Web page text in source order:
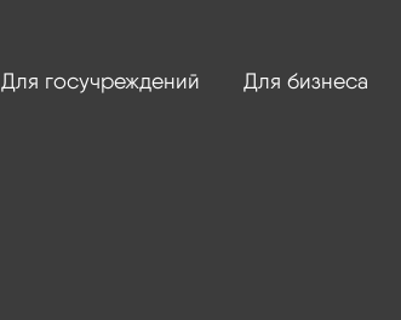
Для госучреждений Для бизнеса